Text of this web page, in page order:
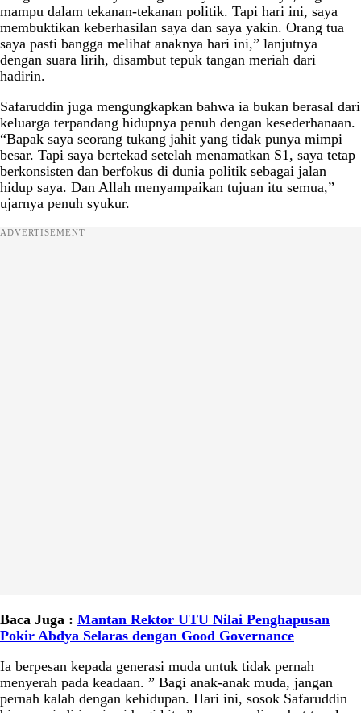
mampu dalam tekanan-tekanan politik. Tapi hari ini, saya
membuktikan keberhasilan saya dan saya yakin. Orang tua
saya pasti bangga melihat anaknya hari ini,” lanjutnya
dengan suara lirih, disambut tepuk tangan meriah dari
hadirin.
Safaruddin juga mengungkapkan bahwa ia bukan berasal dari
keluarga terpandang hidupnya penuh dengan kesederhanaan.
“Bapak saya seorang tukang jahit yang tidak punya mimpi
besar. Tapi saya bertekad setelah menamatkan S1, saya tetap
berkonsisten dan berfokus di dunia politik sebagai jalan
hidup saya. Dan Allah menyampaikan tujuan itu semua,”
ujarnya penuh syukur.
ADVERTISEMENT
Baca Juga : Mantan Rektor UTU Nilai Penghapusan
Pokir Abdya Selaras dengan Good Governance
Ia berpesan kepada generasi muda untuk tidak pernah
menyerah pada keadaan. ” Bagi anak-anak muda, jangan
pernah kalah dengan kehidupan. Hari ini, sosok Safaruddin